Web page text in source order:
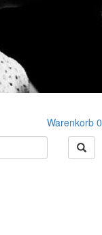
Warenkorb 0